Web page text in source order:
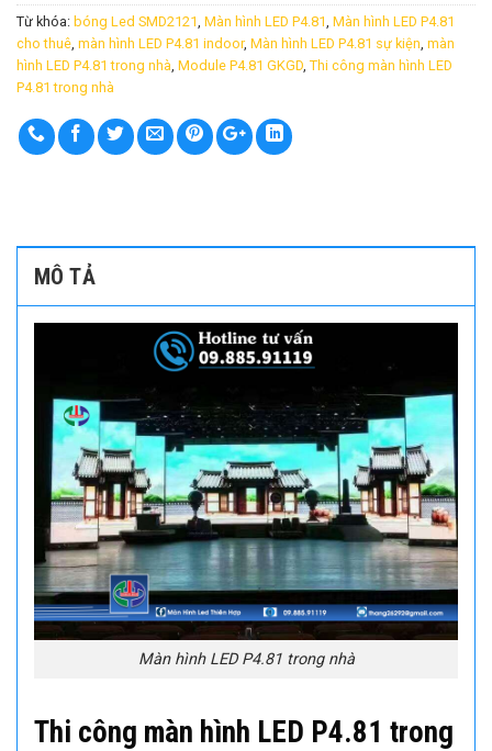
Từ khóa: bóng Led SMD2121 Màn hình LED P4.81 Màn hình LED P4.81
cho thuê màn hình LED P4.81 indoor, Màn hình LED P4.81 sự kiện màn
hình LED P4.81 trong nhà Module P4.81 GKGD Thi công màn hình LED
P4.81 trong nhà
MÔ TẢ
Màn hình LED P4.81 trong nhà
Thi công màn hình LED P4.81 trong